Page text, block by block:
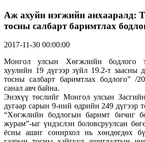
Аж ахуйн нэгжийн анхааралд:
тосны салбарт баримтлах
2017-11-30 00:00:00
Монгол улсын Хөгжлийн бодлого
хуулийн 19 дүгээр зүйл 19.2-т заасны
тосны салбарт баримтлах бодлого” /
санал авч байна.
Энэхүү төслийг Монгол улсын
дугаар сарын 9-ний өдрийн 249 дүгээр
“Хөгжлийн бодлогын баримт бичиг
журам”-ыг үндэслэн боловсруулсан
ёсны ашиг сонирхол нь хөндөгдөх